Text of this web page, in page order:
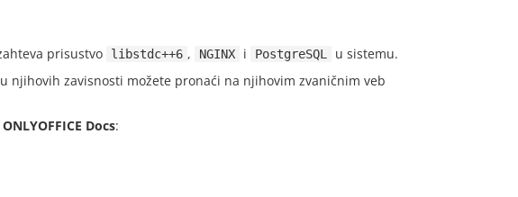
prisustvo libstdc++6 , NGINX i PostgreSQL
u sistemu.
njihovih zavisnosti možete pronaći na njihovim zvaničnim veb
ONLYOFFICE Docs: